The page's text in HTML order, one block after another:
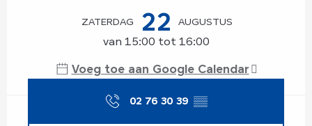
ZATERDAG 22 AUGUSTUS
van 15:00 tot 16:00
Voeg toe aan Google Calendar
02 76 30 39 ▒▒